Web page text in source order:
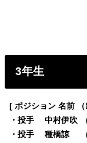
3年生
[ ポジション 名前
・投手 中村伊吹
・投手 種橋諒